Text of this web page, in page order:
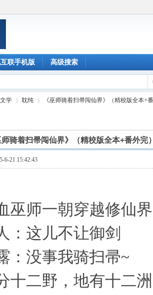
联手机版 高级搜索
学
›
耽纯
›
《巫师骑着扫帚闯仙界》（精校版全本+
师骑着扫帚闯仙界》（精校版全本+番外完
6-21 15:42:43
师一朝穿越修仙界
这儿不让御剑
没事我骑扫帚~
二野，地有十二洲